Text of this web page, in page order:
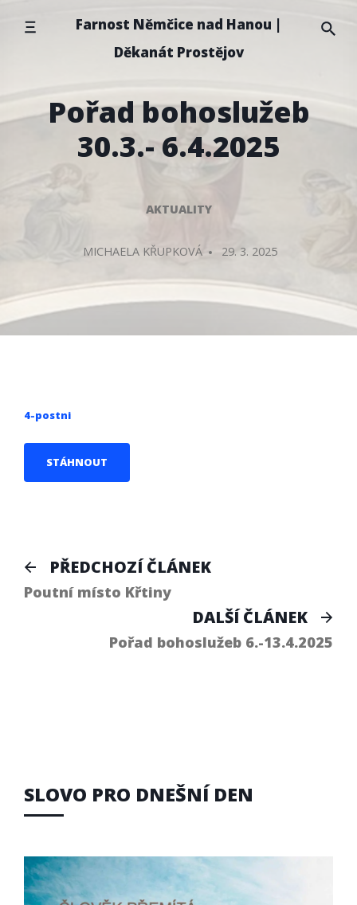
Farnost Němčice nad Hanou |
Děkanát Prostějov
Pořad bohoslužeb
30.3.- 6.4.2025
AKTUALITY
MICHAELA KŘUPKOVÁ
29. 3. 2025
4-postni
STÁHNOUT
Navigace
pro
PŘEDCHOZÍ ČLÁNEKPředchozí
Poutní místo Křtiny
DALŠÍ ČLÁNEK
Pořad bohoslužeb 6.-13.4.2025
SLOVO PRO DNEŠNÍ DEN